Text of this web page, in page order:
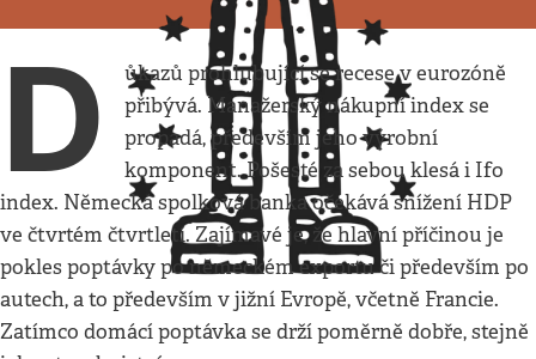
D
ůkazů prohlubující se recese v eurozóně
přibývá. Manažerský nákupní index se
propadá, především jeho výrobní
komponent. Pošesté za sebou klesá i Ifo
index. Německá spolková banka očekává snížení HDP
ve čtvrtém čtvrtletí. Zajímavé je, že hlavní příčinou je
pokles poptávky po německém exportu či především po
autech, a to především v jižní Evropě, včetně Francie.
Zatímco domácí poptávka se drží poměrně dobře, stejně